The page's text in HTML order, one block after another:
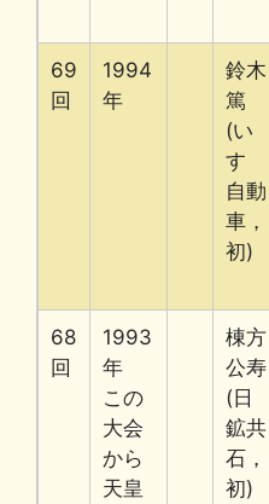
69
回
1994
年
鈴木
篤
(い
すゞ
自動
車，
初)
68
回
1993
年
この
大会
から
天皇
棟方
公寿
(日
鉱共
石，
初)